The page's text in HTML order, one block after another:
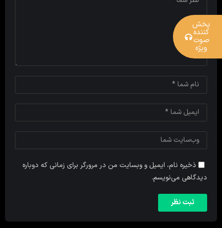
ذخیره نام، ایمیل و وبسایت من در مرورگر برای زمانی که دوباره
دیدگاهی می‌نویسم.
پخش
کننده
صوت
ویژه